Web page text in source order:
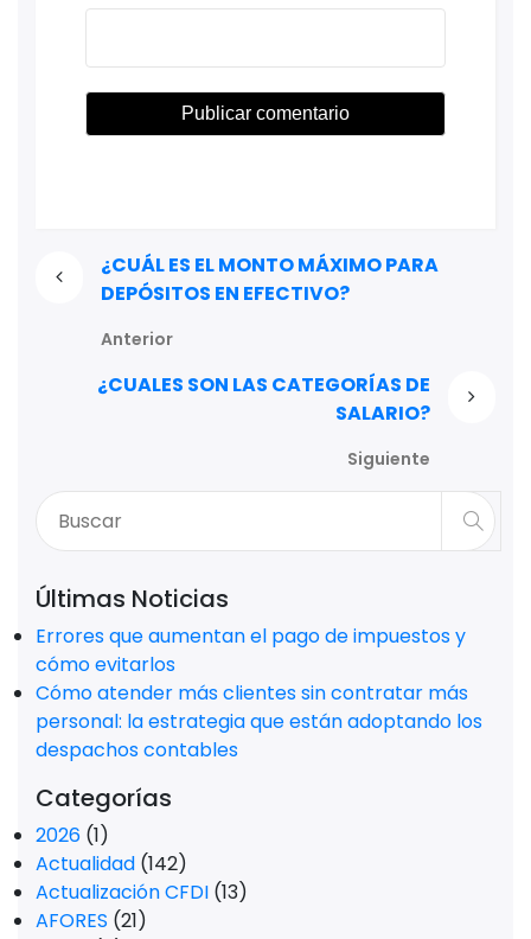
¿CUÁL ES EL MONTO MÁXIMO PARA
DEPÓSITOS EN EFECTIVO?
Anterior
¿CUALES SON LAS CATEGORÍAS DE
SALARIO?
Siguiente
Últimas Noticias
Errores que aumentan el pago de impuestos y
cómo evitarlos
Cómo atender más clientes sin contratar más
personal: la estrategia que están adoptando los
despachos contables
Categorías
2026 (1)
Actualidad (142)
Actualización CFDI (13)
AFORES (21)